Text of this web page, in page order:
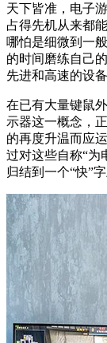
天下皆准，电子
占得先机从来都
哪怕是细微到一
的时间磨练自己
先进和高速的设备
在已有大量键鼠
示器这一概念，
的再度升温而应
过对这些自称“为
归结到一个“快”字